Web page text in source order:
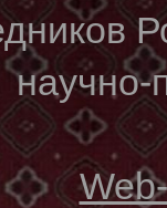
научно-